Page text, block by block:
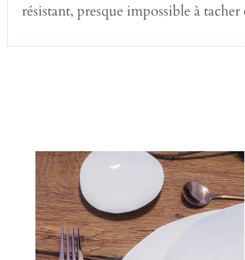
résistant, presque impossible à